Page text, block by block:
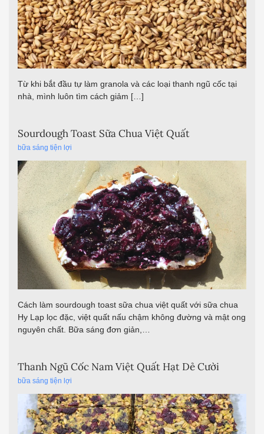
Từ khi bắt đầu tự làm granola và các loại thanh ngũ cốc tại
nhà, mình luôn tìm cách giảm […]
Sourdough Toast Sữa Chua Việt Quất
bữa sáng tiện lợi
Cách làm sourdough toast sữa chua việt quất với sữa chua
Hy Lạp lọc đặc, việt quất nấu chậm không đường và mật ong
nguyên chất. Bữa sáng đơn giản,…
Thanh Ngũ Cốc Nam Việt Quất Hạt Dẻ Cười
bữa sáng tiện lợi